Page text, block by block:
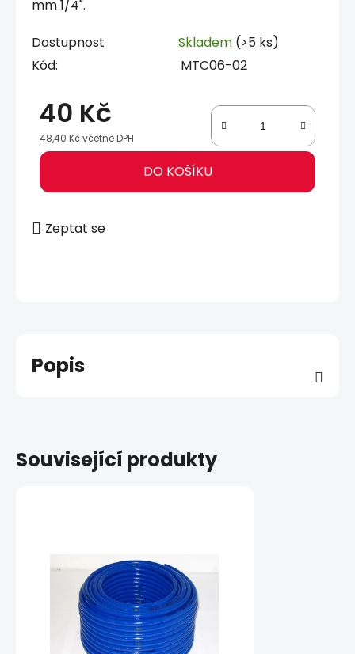
mm 1/4".
Dostupnost Skladem (>5 ks)
Kód:
MTC06-02
40 Kč
48,40 Kč včetně DPH
Měrná cena: DO KOŠÍKU
Zeptat se
Popis
Související produkty